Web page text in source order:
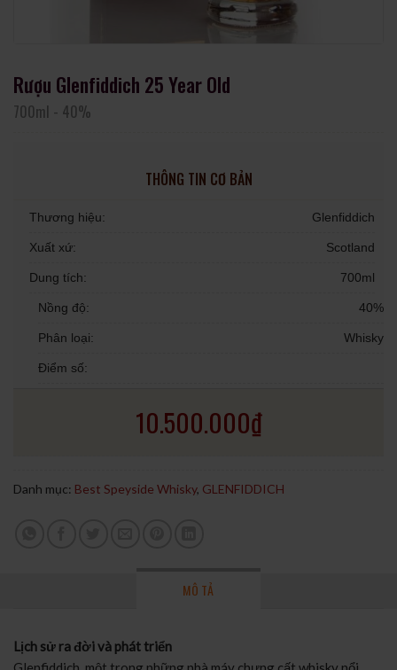
Rượu Glenfiddich 25 Year Old
700ml - 40%
THÔNG TIN CƠ BẢN
Thương hiệu: Glenfiddich
Xuất xứ: Scotland
Dung tích: 700ml
Nồng độ: 40%
Phân loại: Whisky
Điểm số:
10.500.000₫
Danh mục: Best Speyside Whisky, GLENFIDDICH
MÔ TẢ
Lịch sử ra đời và phát triển